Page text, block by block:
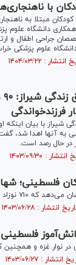
با
کودکان مبتلا به
جراحی اطفال و
علوم پزشکی
فرزندخواندگی
در حال رصد است.
فلسطینی؛
درپی حمله‌های رژیم صهیونیستی به شهادت رسیده‌اند.
نوار غزه و همچنین